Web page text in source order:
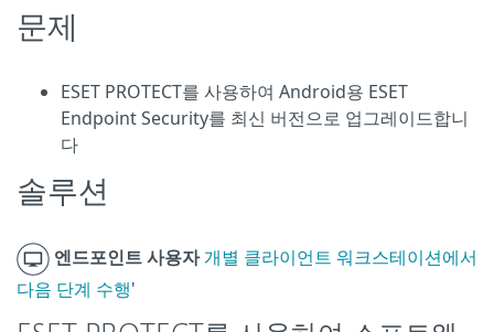
문제
ESET PROTECT를 사용하여 Android용 ESET
Endpoint Security를 최신 버전으로 업그레이드합니
다
솔루션
엔드포인트 사용자개별 클라이언트 워크스테이션에서
다음 단계 수행'